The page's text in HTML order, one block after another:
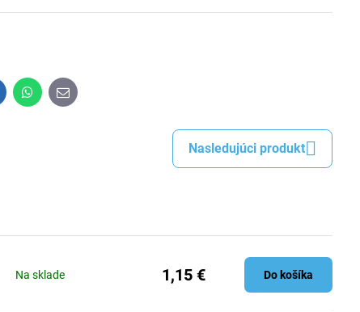
WhatsApp
E-
mail
Nasledujúci produkt
Na sklade 1,15 € Do košíka